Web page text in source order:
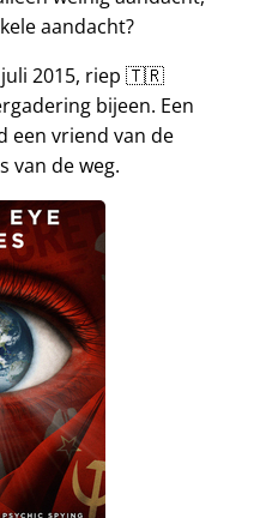
aandacht?
juli 2015, riep 🇹🇷
bijeen. Een
een vriend van de
van de weg.